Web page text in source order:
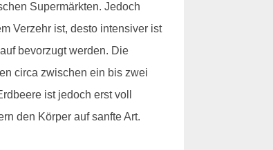
Supermärkten. Jedoch
Verzehr ist, desto intensiver ist
bevorzugt werden. Die
circa zwischen ein bis zwei
ist jedoch erst voll
den Körper auf sanfte Art.